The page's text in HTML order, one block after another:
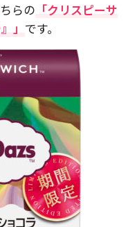
らの 「クリスピーサ
」 です。